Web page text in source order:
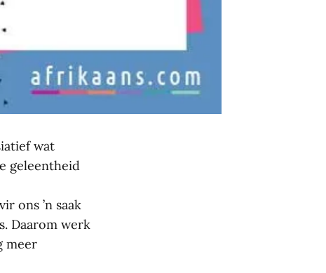
wat
geleentheid
ons ’n saak
Daarom werk
meer